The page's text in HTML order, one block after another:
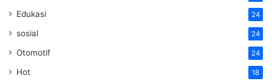
Edukasi 24
sosial 24
Otomotif 24
Hot 18